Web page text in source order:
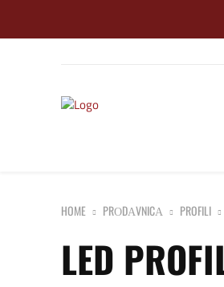
HOME PRОDАVNICА PROFILI
LED